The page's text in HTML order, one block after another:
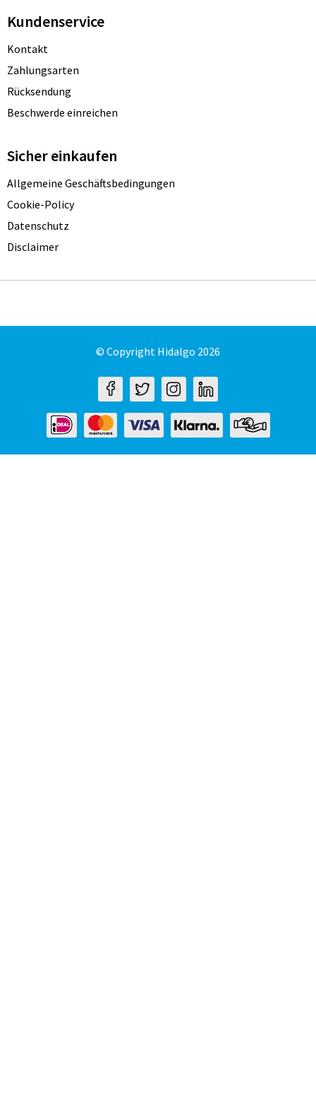
Kundenservice
Kontakt
Zahlungsarten
Rücksendung
Beschwerde einreichen
Sicher einkaufen
Allgemeine Geschäftsbedingungen
Cookie-Policy
Datenschutz
Disclaimer
© Copyright Hidalgo 2026